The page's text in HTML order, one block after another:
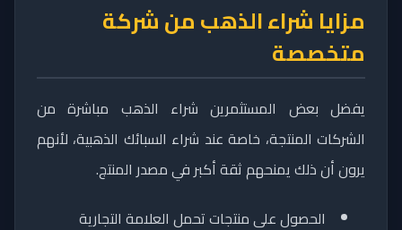
مزايا شراء الذهب من شركة
متخصصة
يفضل بعض المستثمرين شراء الذهب مباشرة من
الشركات المنتجة، خاصة عند شراء السبائك الذهبية، لأنهم
يرون أن ذلك يمنحهم ثقة أكبر في مصدر المنتج.
الحصول على منتجات تحمل العلامة التجارية